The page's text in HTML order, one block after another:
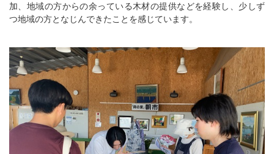
加、地域の方からの余っている木材の提供などを経験し、少しず
つ地域の方となじんできたことを感じています。